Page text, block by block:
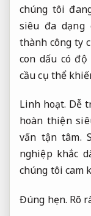
chúng tôi
siêu đa
thành công ty
con dấu có
cầu cụ thể
Linh hoạt. Dễ
hoàn thiện
vấn tận tâm.
nghiệp khắc
chúng tôi cam
Đúng hẹn. Rõ